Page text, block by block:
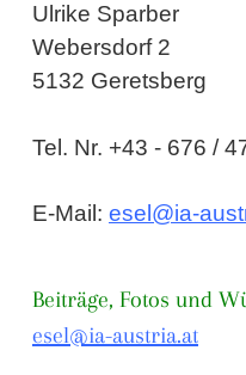
Ulrike Sparber
Webersdorf 2
5132 Geretsberg
Tel. Nr. +43 - 676 /
E-Mail: esel@ia-
Beiträge, Fotos und
esel@ia-austria.at